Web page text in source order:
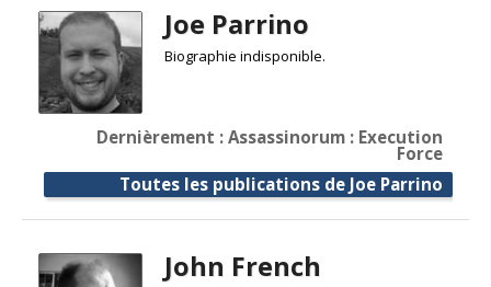
Joe Parrino
Biographie indisponible.
Dernièrement : Assassinorum : Execution
Force
Toutes les publications de Joe Parrino
John French